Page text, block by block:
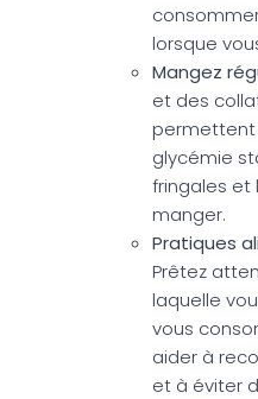
lorsque
Mangez
et des
permettent
glycémie
fringales
manger.
Pratiques
Prêtez
laquelle
vous
aider à
et à éviter